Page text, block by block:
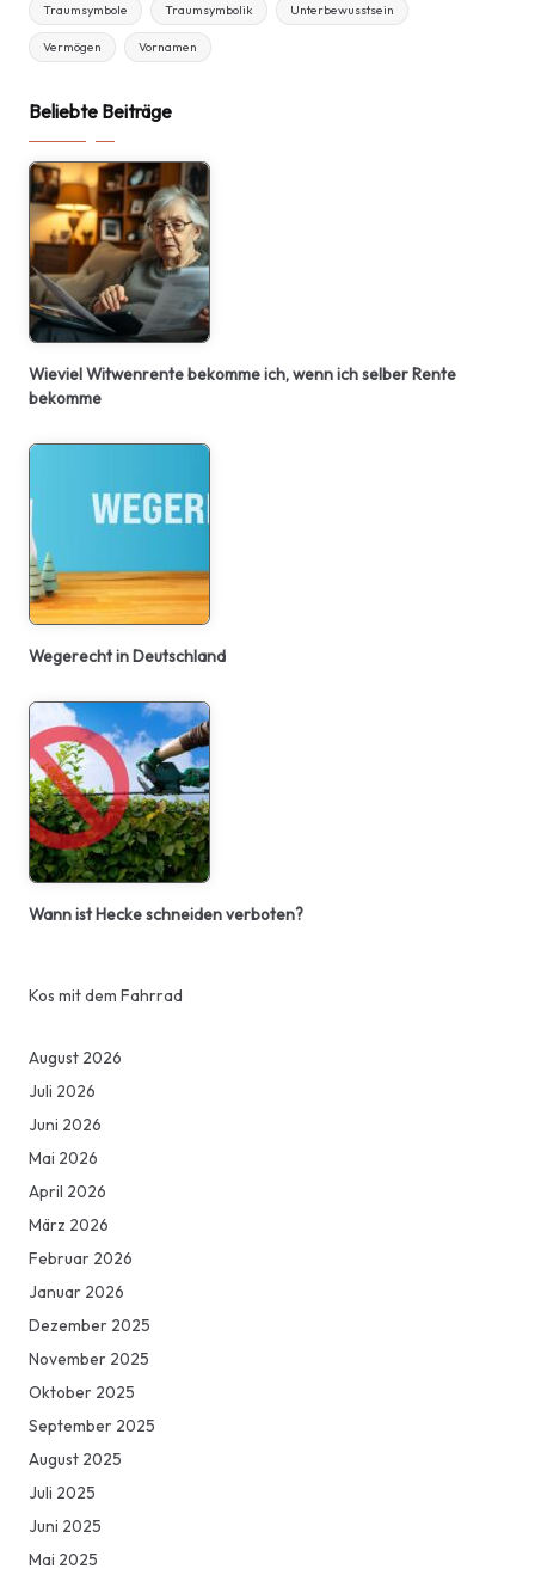
Traumsymbole Traumsymbolik Unterbewusstsein
Vermögen Vornamen
Beliebte Beiträge
Wieviel Witwenrente bekomme ich, wenn ich selber Rente
bekomme
Wegerecht in Deutschland
Wann ist Hecke schneiden verboten?
Kos mit dem Fahrrad
August 2026
Juli 2026
Juni 2026
Mai 2026
April 2026
März 2026
Februar 2026
Januar 2026
Dezember 2025
November 2025
Oktober 2025
September 2025
August 2025
Juli 2025
Juni 2025
Mai 2025